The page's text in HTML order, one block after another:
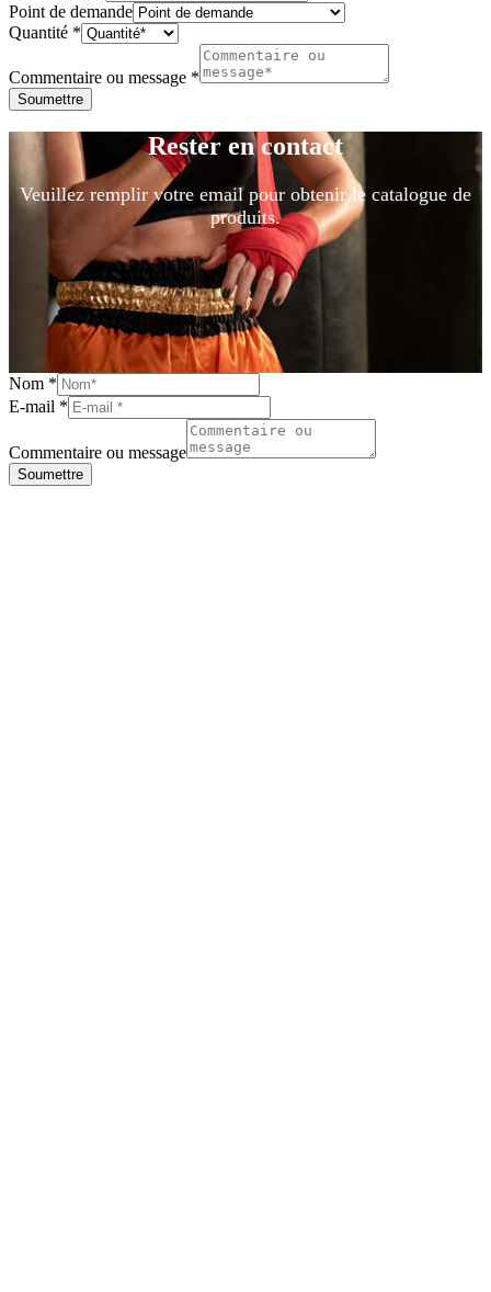
Point de demande
Quantité *
Commentaire ou message *
Soumettre
Rester en contact
Veuillez remplir votre email pour obtenir le catalogue de
produits.
Nom *
E-mail *
Commentaire ou message
Soumettre